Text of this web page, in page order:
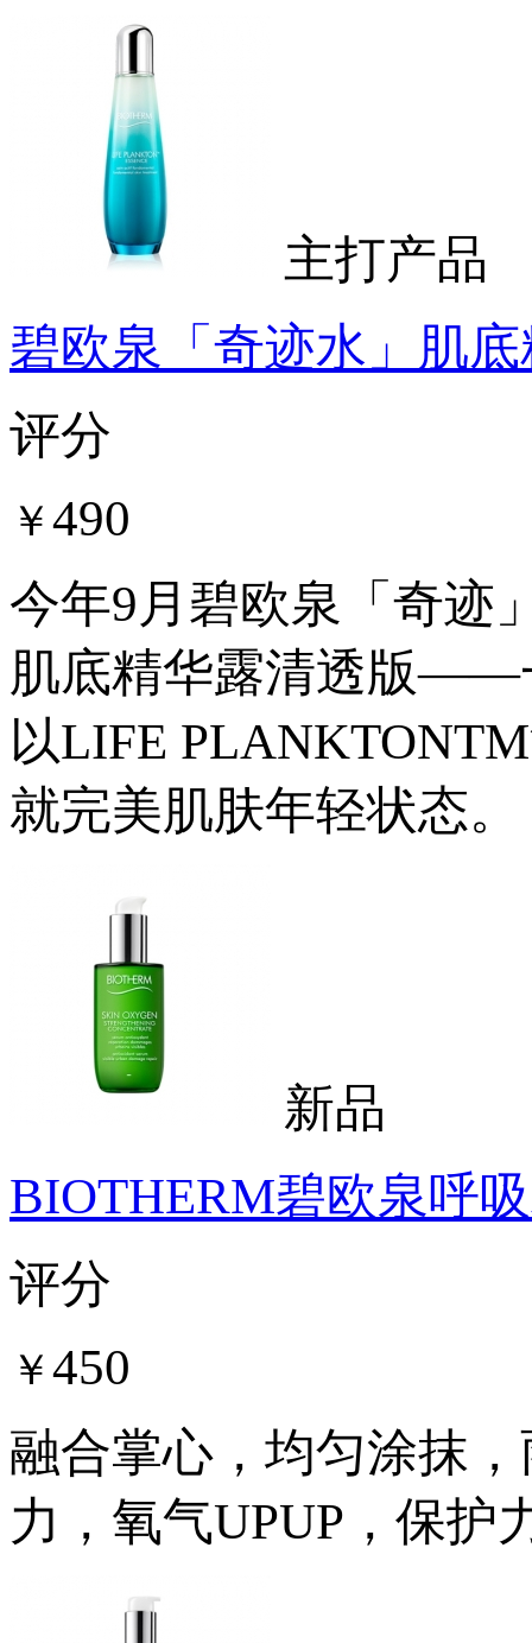
主打产品
碧欧泉「奇迹水」肌
评分
￥ 490
今年9月碧欧泉「奇迹
肌底精华露清透版——
以LIFE
就完美肌肤年轻状态。
新品
BIOTHERM碧欧泉呼
评分
￥ 450
融合掌心，均匀涂抹
力，氧气UPUP，保护